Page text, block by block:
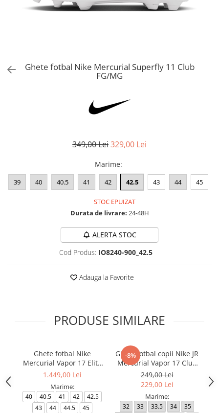
Bluze fotbal copii
Sorturi fotbal femei
Ghete fotbal Nike Mercurial Superfly 11 Club
FG/MG
349,00 Lei329,00 Lei
Marime:
39 40 40.5 41 42 42.5 43 44 45
STOC EPUIZAT
Durata de livrare: 24-48H
ALERTA STOC
Cod Produs: IO8240-900_42.5
Adauga la Favorite
PRODUSE SIMILARE
Ghete fotbal Nike
Mercurial Vapor 17 Elite
FG T Se
1.449,00 Lei
Marime:
40 40.5 41 42
42.5
43
44 44.5 45
-8%
Ghete fotbal copii Nike JR
Mercurial Vapor 17 Club
FG/MG
249,00 Lei
229,00 Lei
Marime:
32 33 33.5 34
35